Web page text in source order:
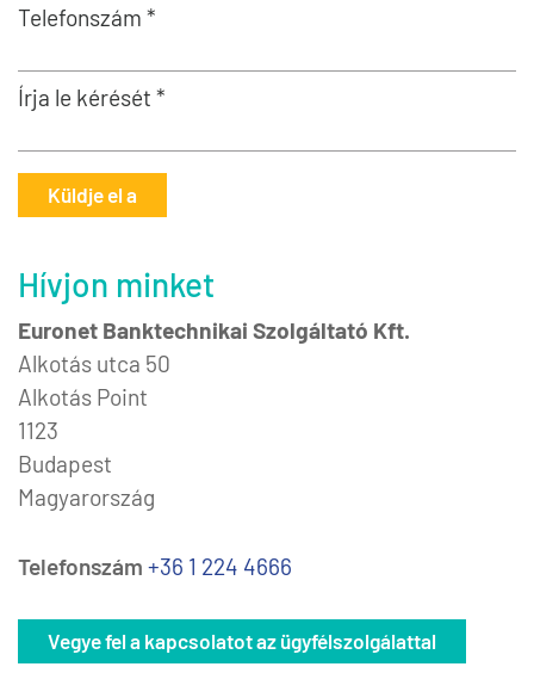
Telefonszám *
Írja le kérését *
Küldje el a
Hívjon minket
Euronet Banktechnikai Szolgáltató Kft.
Alkotás utca 50
Alkotás Point
1123
Budapest
Magyarország
Telefonszám +36 1 224 4666
Vegye fel a kapcsolatot az ügyfélszolgálattal